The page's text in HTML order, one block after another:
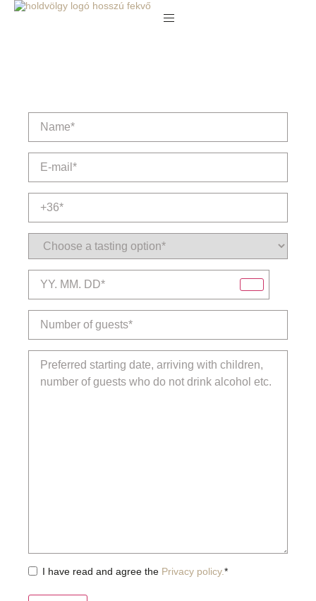
Name
E-
mail
Telefonszám*
Borkóstolók*
Dátum*
Vendégek
száma*
Üzenet
Adatkezelési*
I have read and agree the Privacy policy.*